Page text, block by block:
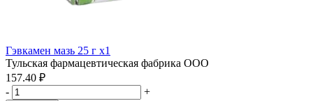
Гэвкамен мазь 25 г x1
Тульская фармацевтическая фабрика ООО
157.40 ₽
-
+